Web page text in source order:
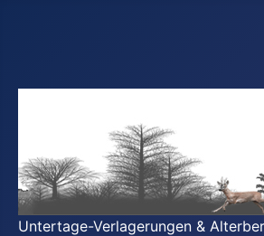
Untertage-Verlagerungen &